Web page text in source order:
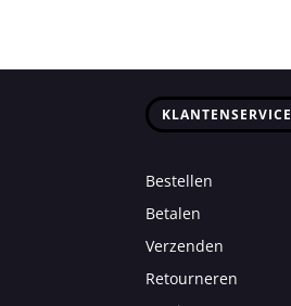
KLANTENSERVICE
Bestellen
Betalen
Verzenden
Retourneren